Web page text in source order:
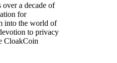
a decade of
for
into the world of
to privacy
CloakCoin